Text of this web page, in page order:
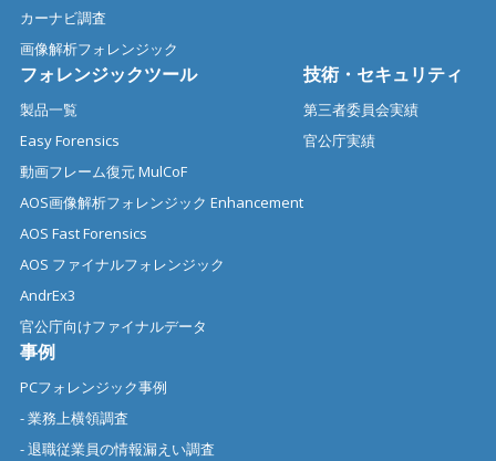
カーナビ調査
画像解析フォレンジック
フォレンジックツール
製品一覧
Easy Forensics
動画フレーム復元 MulCoF
AOS画像解析フォレンジック Enhancement
AOS Fast Forensics
AOS ファイナルフォレンジック
AndrEx3
官公庁向けファイナルデータ
技術・セキュリティ
第三者委員会実績
官公庁実績
事例
PCフォレンジック事例
- 業務上横領調査
- 退職従業員の情報漏えい調査